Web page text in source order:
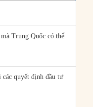
Trung Quốc có thể
quyết định đầu tư